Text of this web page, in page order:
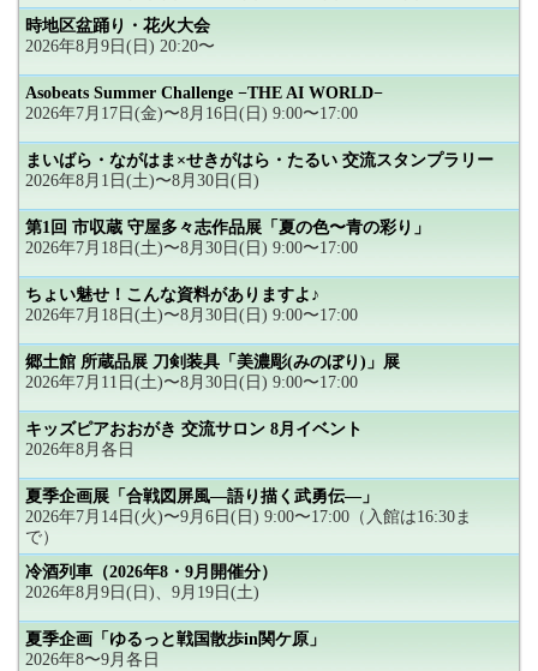
時地区盆踊り・花火大会
2026年8月9日(日) 20:20〜
Asobeats Summer Challenge −THE AI WORLD−
2026年7月17日(金)〜8月16日(日) 9:00〜17:00
まいばら・ながはま×せきがはら・たるい 交流スタンプラリー
2026年8月1日(土)〜8月30日(日)
第1回 市収蔵 守屋多々志作品展「夏の色〜青の彩り」
2026年7月18日(土)〜8月30日(日) 9:00〜17:00
ちょい魅せ！こんな資料がありますよ♪
2026年7月18日(土)〜8月30日(日) 9:00〜17:00
郷土館 所蔵品展 刀剣装具「美濃彫(みのぼり)」展
2026年7月11日(土)〜8月30日(日) 9:00〜17:00
キッズピアおおがき 交流サロン 8月イベント
2026年8月各日
夏季企画展「合戦図屏風―語り描く武勇伝―」
2026年7月14日(火)〜9月6日(日) 9:00〜17:00（入館は16:30ま
で）
冷酒列車（2026年8・9月開催分）
2026年8月9日(日)、9月19日(土)
夏季企画「ゆるっと戦国散歩in関ケ原」
2026年8〜9月各日